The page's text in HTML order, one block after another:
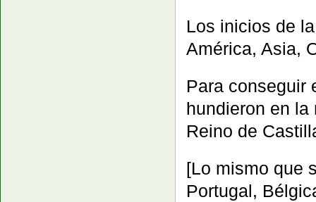
Los inicios de
América, Asia,
Para conseguir
hundieron en
Reino de
[Lo mismo que
Portugal,